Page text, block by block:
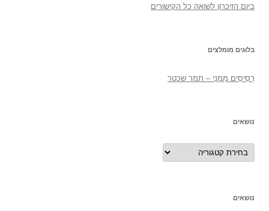
ביום הזיכרון לשואה כל הקישורים
בלוגים מומלצים
רְסִיסִים מִמֶנִי – תמר שכטר
נושאים
נושאים
נושאים